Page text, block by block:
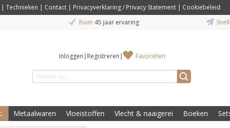
| Technieken | Contact | Privacyverklaring / Privacy Statement | Cookiebeleid
Ruim 45 jaar ervaring
Inloggen | Registreren | Favorieten
Metaalwaren Vloeistoffen Vlecht & naaigerei Boeken